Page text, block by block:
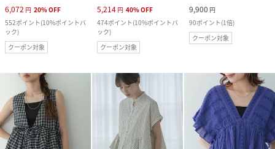
6,072 円 20%OFF
552ポイント(10%ポイントバ
ック)
クーポン対象
5,214 円 40%OFF
474ポイント(10%ポイントバ
ック)
クーポン対象
9,900 円
90ポイント(1倍)
クーポン対象